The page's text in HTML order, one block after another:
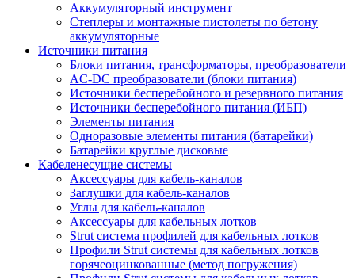
Аккумуляторный инструмент
Степлеры и монтажные пистолеты по бетону
аккумуляторные
Источники питания
Блоки питания, трансформаторы, преобразователи
AC-DC преобразователи (блоки питания)
Источники бесперебойного и резервного питания
Источники бесперебойного питания (ИБП)
Элементы питания
Одноразовые элементы питания (батарейки)
Батарейки круглые дисковые
Кабеленесущие системы
Аксессуары для кабель-каналов
Заглушки для кабель-каналов
Углы для кабель-каналов
Аксессуары для кабельных лотков
Strut система профилей для кабельных лотков
Профили Strut системы для кабельных лотков
горячеоцинкованные (метод погружения)